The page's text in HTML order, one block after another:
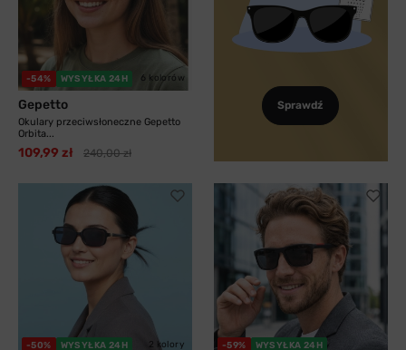
-54% WYSYŁKA 24H 6 kolorów
Gepetto
Okulary przeciwsłoneczne Gepetto
Orbita...
109,99 zł 240,00 zł
Sprawdź
-50% WYSYŁKA 24H 2 kolory -59% WYSYŁKA 24H